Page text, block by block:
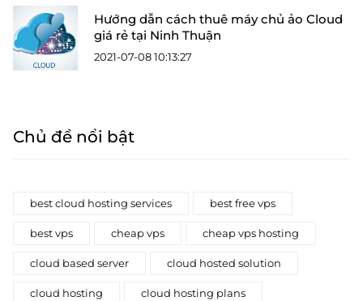
Hướng dẫn cách thuê máy chủ ảo Cloud
giá rẻ tại Ninh Thuận
2021-07-08 10:13:27
Chủ đề nổi bật
best cloud hosting services best free vps
best vps cheap vps cheap vps hosting
cloud based server cloud hosted solution
cloud hosting cloud hosting plans